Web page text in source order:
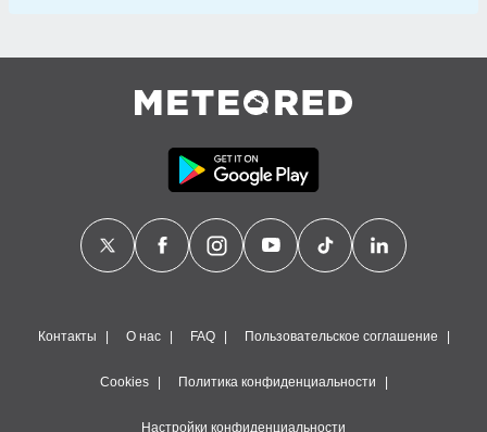
Контакты О нас FAQ Пользовательское соглашение
Cookies Политика конфиденциальности
Настройки конфиденциальности